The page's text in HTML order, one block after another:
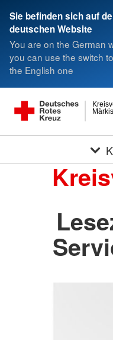
Sie befinden sich auf
deutschen Website
You are on the German
you can use the switch
the English one